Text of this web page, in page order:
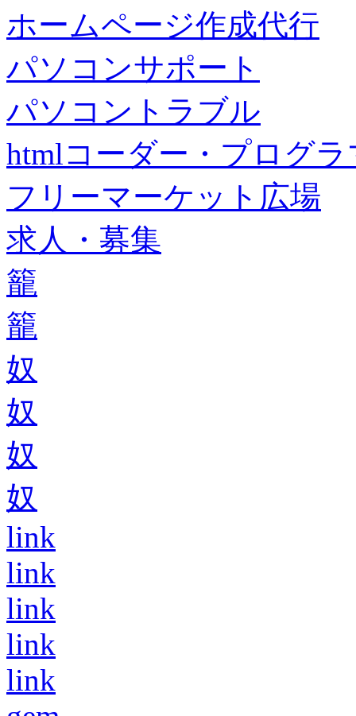
ホームページ作成代行
パソコンサポート
パソコントラブル
htmlコーダー・プログラ
フリーマーケット広場
求人・募集
籠
籠
奴
奴
奴
奴
link
link
link
link
link